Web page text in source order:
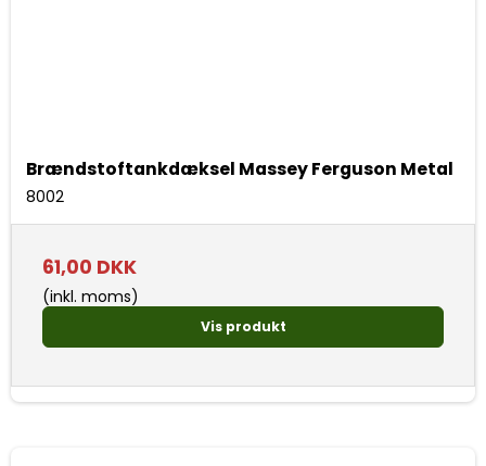
Brændstoftankdæksel Massey Ferguson Metal
8002
61,00 DKK
(inkl. moms)
Vis produkt